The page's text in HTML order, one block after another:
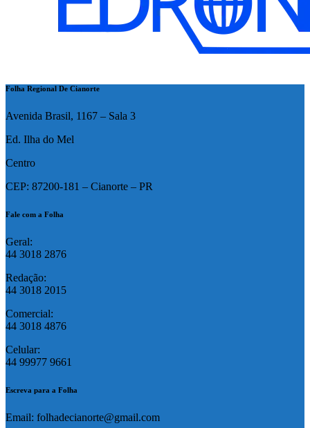
Folha Regional De Cianorte
Avenida Brasil, 1167 – Sala 3
Ed. Ilha do Mel
Centro
CEP: 87200-181 – Cianorte – PR
Fale com a Folha
Geral:
44 3018 2876
Redação:
44 3018 2015
Comercial:
44 3018 4876
Celular:
44 99977 9661
Escreva para a Folha
Email: folhadecianorte@gmail.com